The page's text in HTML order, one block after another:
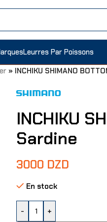
Leurres Par Poissons
» INCHIKU SHIMANO
INCHIKU
Sardine
3000 DZD
En stock
- +